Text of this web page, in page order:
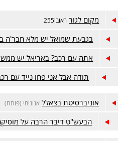
מקום לגור ראובן255
בגבעת שמואל יש מלא חבר'ה
אתה עם רכב? באריאל יש ממש
תודה אבל אני פחו נייד עם
אוניברסיטת בצאלל אנונימי (פותח)
הבעש"ט דיבר הרבה על